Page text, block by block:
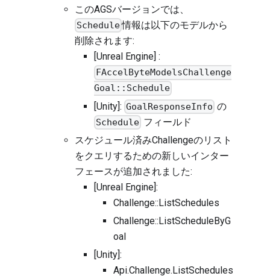
このAGSバージョンでは、
Schedule情報は以下のモデルから
削除されます:
[Unreal Engine] :
FAccelByteModelsChallenge
Goal::Schedule
[Unity]: GoalResponseInfo の
Schedule フィールド
スケジュール済みChallengeのリスト
をクエリするための新しいインター
フェースが追加されました:
[Unreal Engine]:
Challenge::ListSchedules
Challenge::ListScheduleByG
oal
[Unity]:
Api.Challenge.ListSchedules